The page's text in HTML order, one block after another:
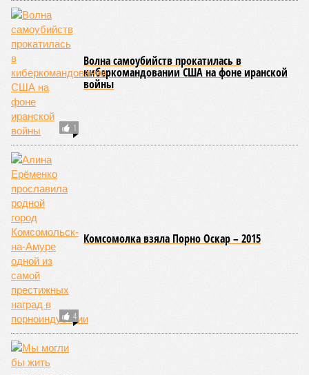
1
Волна самоубийств прокатилась в
киберкомандовании США на фоне иранской
войны
4
Комсомолка взяла Порно Оскар – 2015